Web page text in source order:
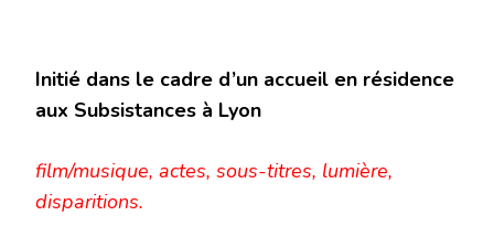
Initié dans le cadre d’un accueil en résidence
aux Subsistances à Lyon
film/musique, actes, sous-titres, lumière,
disparitions.